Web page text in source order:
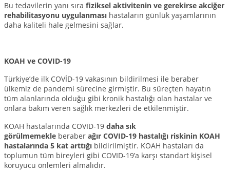
Bu tedavilerin yanı sıra fiziksel aktivitenin ve gerekirse akciğer
rehabilitasyonu uygulanması hastaların günlük yaşamlarının
daha kaliteli hale gelmesini sağlar.
KOAH ve COVID-19
Türkiye’de ilk COVİD-19 vakasının bildirilmesi ile beraber
ülkemiz de pandemi sürecine girmiştir. Bu süreçten hayatın
tüm alanlarında olduğu gibi kronik hastalığı olan hastalar ve
onlara bakım veren sağlık merkezleri de etkilenmiştir.
KOAH hastalarında COVID-19 daha sık
görülmemekle beraber ağır COVID-19 hastalığı riskinin KOAH
hastalarında 5 kat arttığı bildirilmiştir. KOAH hastaları da
toplumun tüm bireyleri gibi COVID-19’a karşı standart kişisel
koruyucu önlemleri almalıdır.